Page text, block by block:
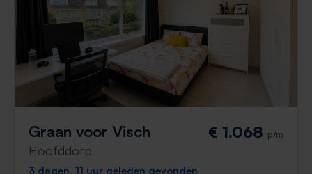
Graan voor Visch
Hoofddorp
€ 1.068 p/m
3 dagen, 11 uur geleden gevonden